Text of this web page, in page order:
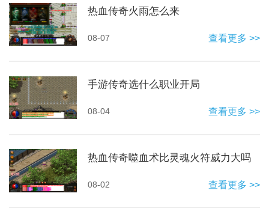
热血传奇火雨怎么来
08-07 查看更多 >>
手游传奇选什么职业开局
08-04 查看更多 >>
热血传奇噬血术比灵魂火符威力大吗
08-02 查看更多 >>